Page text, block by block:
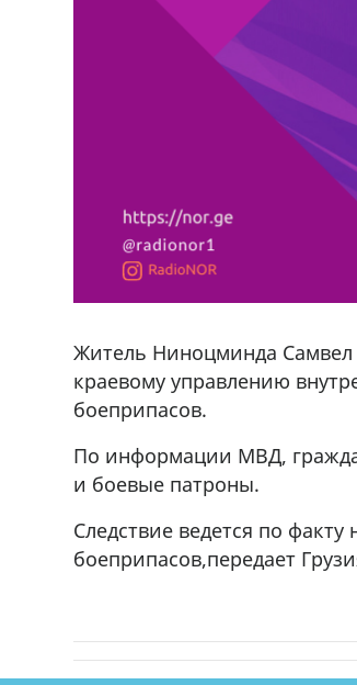
Житель Ниноцминда Самвел
краевому управлению
боеприпасов.
По информации МВД,
и боевые патроны.
Следствие ведется по
боеприпасов,передает